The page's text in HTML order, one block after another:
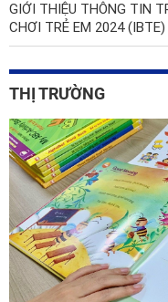
GIỚI THIỆU THÔNG TIN
CHƠI TRẺ EM 2024 (IBTE)
THỊ TRƯỜNG